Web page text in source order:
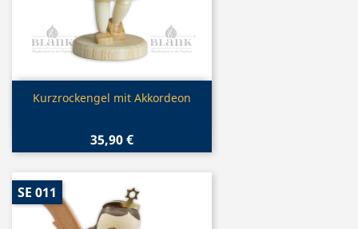
Vorschau
Kurzrockengel mit Akkordeon
35,90 €
SE 011